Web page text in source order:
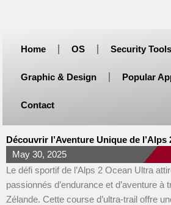
Home OS Security Tools
Graphic & Design Popular
Contact
Découvrir l’Aventure Unique de l’Alps
May 30, 2025
Le défi sportif de l’Alps 2 Ocean Ultra
passionnés d’endurance et d’aventure à
Zélande. Cette course d’ultra-trail offre